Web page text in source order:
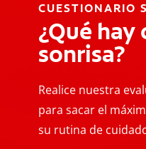
CUESTIONARIO
¿Qué hay
sonrisa?
Realice nuestra
para sacar el
su rutina de